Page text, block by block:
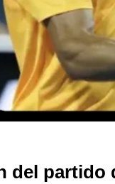
del partido